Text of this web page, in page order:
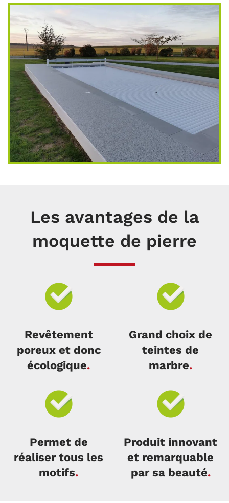
Les avantages de la
moquette de pierre
Revêtement
poreux et donc
écologique.
Grand choix de
teintes de
marbre.
Permet de
réaliser tous les
motifs.
Produit innovant
et remarquable
par sa beauté.